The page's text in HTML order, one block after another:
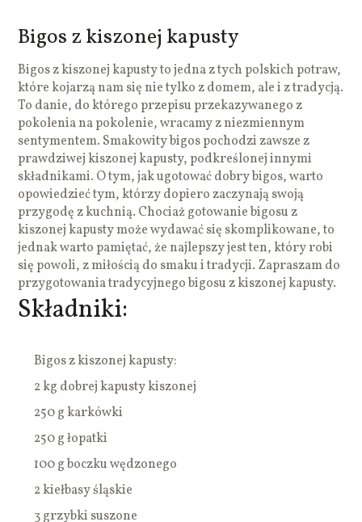
Bigos z kiszonej kapusty
Bigos z kiszonej kapusty to jedna z tych polskich potraw,
które kojarzą nam się nie tylko z domem, ale i z tradycją.
To danie, do którego przepisu przekazywanego z
pokolenia na pokolenie, wracamy z niezmiennym
sentymentem. Smakowity bigos pochodzi zawsze z
prawdziwej kiszonej kapusty, podkreślonej innymi
składnikami. O tym, jak ugotować dobry bigos, warto
opowiedzieć tym, którzy dopiero zaczynają swoją
przygodę z kuchnią. Chociaż gotowanie bigosu z
kiszonej kapusty może wydawać się skomplikowane, to
jednak warto pamiętać, że najlepszy jest ten, który robi
się powoli, z miłością do smaku i tradycji. Zapraszam do
przygotowania tradycyjnego bigosu z kiszonej kapusty.
Składniki:
Bigos z kiszonej kapusty:
2 kg dobrej kapusty kiszonej
250 g karkówki
250 g łopatki
100 g boczku wędzonego
2 kiełbasy śląskie
3 grzybki suszone